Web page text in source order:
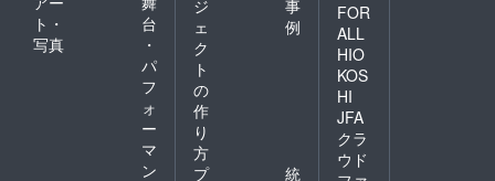
ト・
写真
台
・
パ
フ
ォ
ー
マ
ン
ジ
ェ
ク
ト
の
作
り
方
事
例
プ
統
FOR
ALL
HIO
KOS
HI
JFA
クラ
ウド